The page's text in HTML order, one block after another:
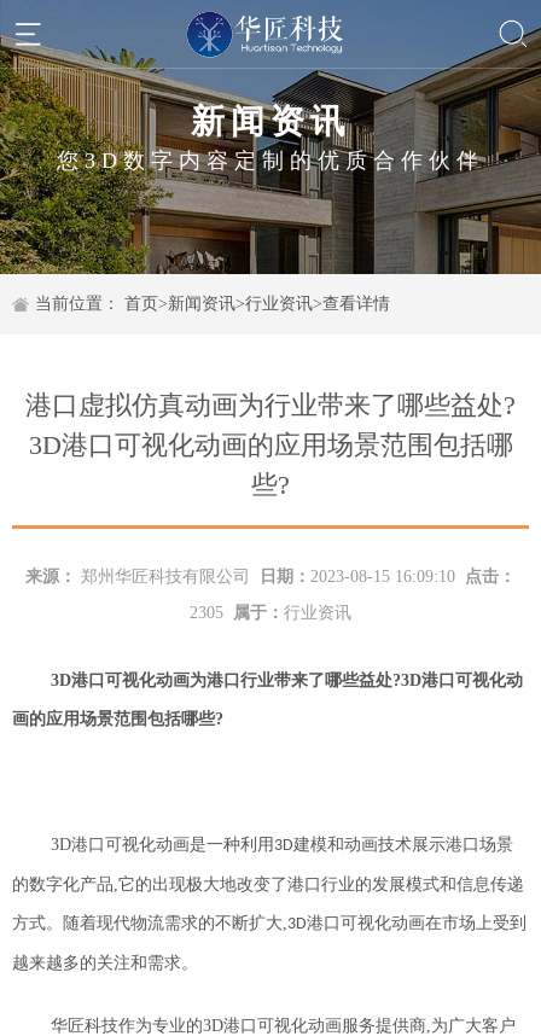
新闻资讯
您3D数字内容定制的优质合作伙伴
当前位置： 首页>新闻资讯>行业资讯>查看详情
港口虚拟仿真动画为行业带来了哪些益处?
3D港口可视化动画的应用场景范围包括哪
些?
来源： 郑州华匠科技有限公司 日期： 2023-08-15 16:09:10
点击：
2305
属于： 行业资讯
3D港口可视化动画为港口行业带来了 哪些益处?3D港口可视化动
画的应用场景范围包括哪些?
3D港口可视化动画是一种利用 3D建模和动画技术展示港口场景
的数字化产品,它的出现极大地改变了港口行业的发展模式和信息传递
方式。随着现代物流需求的不断扩大, 3D港口可视化动画在市场上受到
越来越多的关注和需求。
华匠科技作为专业的3D港口可视化动画服务提供商,为广大客户